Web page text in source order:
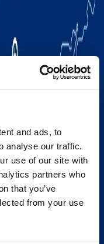
and ads, to
analyse our traffic.
use of our site with
partners who
that you’ve
from your use